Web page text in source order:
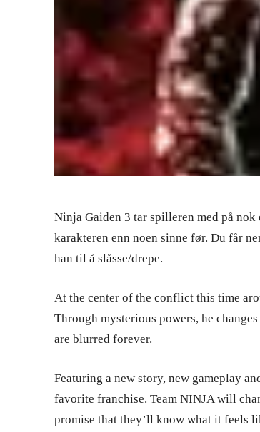
Ninja Gaiden 3 tar spilleren med på nok
karakteren enn noen sinne før. Du får
han til å slåsse/drepe.
At the center of the conflict this time
Through mysterious powers, he
are blurred forever.
Featuring a new story, new gameplay
favorite franchise. Team NINJA will
promise that they’ll know what it feels